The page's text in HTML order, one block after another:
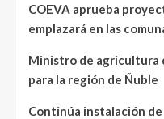
COEVA aprueba
emplazará en las
Ministro de agricultura
para la región de Ñuble
Continúa instalación